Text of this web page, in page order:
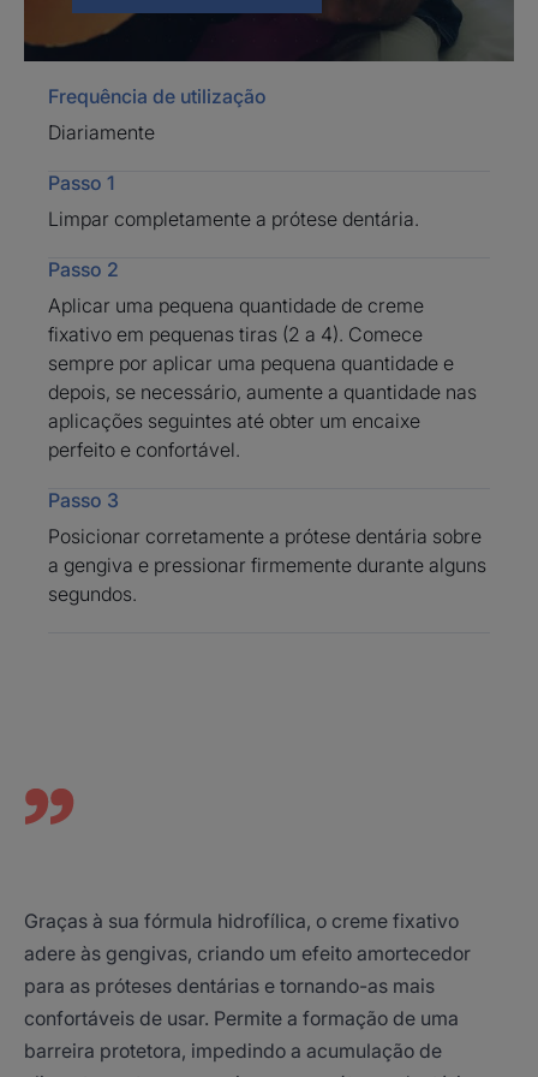
O seu bocal permite uma
aplicação precisa e higiénica.
Não é necessária a reaplicação
adere às gengivas, criando um
efeito amortecedor para as
próteses dentárias, tornando-as
mais confortáveis de usar. Isto
permite que o creme fixativo
forme uma barreira protetora,
impedindo a acumulação de
alimentos entre as gengivas e
as próteses dentárias,
Além disso, o creme fixativo
ELGYDIUM Fix Fixação Extra
Forte não contém zinco.
O ELGYDIUM Fix Fixação Extra Forte fixa e melhora o
conforto de próteses dentárias amovíveis parciais ou
Benefícios
● EFICAZ: melhora o encaixe das próteses dentárias
durante todo o dia, sem necessidade de reaplicar.
● EFEITO: oferece aderência rápida, fixação duradoura
e é resistente a alimentos quentes.
Frequência de utilização
Diariamente
Passo 1
Limpar completamente a prótese dentária.
Passo 2
Aplicar uma pequena quantidade de creme
fixativo em pequenas tiras (2 a 4). Comece
sempre por aplicar uma pequena quantidade e
depois, se necessário, aumente a quantidade nas
aplicações seguintes até obter um encaixe
perfeito e confortável.
Passo 3
Posicionar corretamente a prótese dentária sobre
a gengiva e pressionar firmemente durante alguns
segundos.
Graças à sua fórmula hidrofílica, o creme fixativo
adere às gengivas, criando um efeito amortecedor
para as próteses dentárias e tornando-as mais
confortáveis de usar. Permite a formação de uma
barreira protetora, impedindo a acumulação de